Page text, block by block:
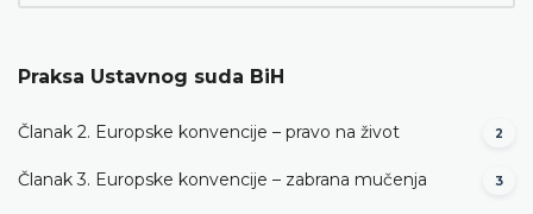
Praksa Ustavnog suda BiH
Članak 2. Europske konvencije – pravo na život 2
Članak 3. Europske konvencije – zabrana mučenja 3